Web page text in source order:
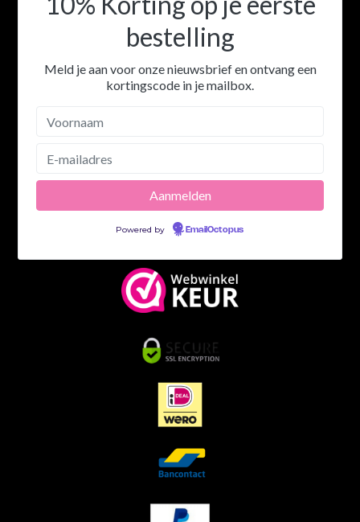
bestelling
Meld je aan voor onze nieuwsbrief en ontvang een
kortingscode in je mailbox.
Powered by EmailOctopus